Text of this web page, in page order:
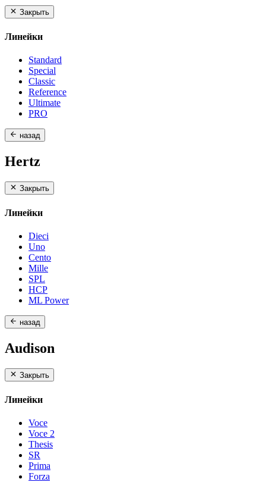
Закрыть
Линейки
Standard
Special
Classic
Reference
Ultimate
PRO
назад
Hertz
Закрыть
Линейки
Dieci
Uno
Cento
Mille
SPL
HCP
ML Power
назад
Audison
Закрыть
Линейки
Voce
Voce 2
Thesis
SR
Prima
Forza